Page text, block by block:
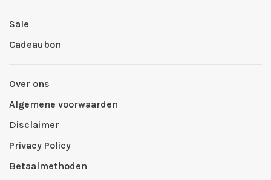
Sale
Cadeaubon
Over ons
Algemene voorwaarden
Disclaimer
Privacy Policy
Betaalmethoden